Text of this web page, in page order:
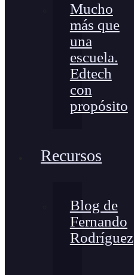
Mucho
más que
una
escuela.
Edtech
con
propósito
Recursos
Blog de
Fernando
Rodríguez